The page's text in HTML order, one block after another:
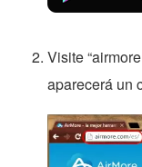
Visite
aparecerá un